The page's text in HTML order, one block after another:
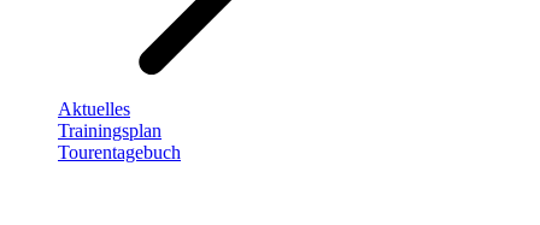
Aktuelles
Trainingsplan
Tourentagebuch